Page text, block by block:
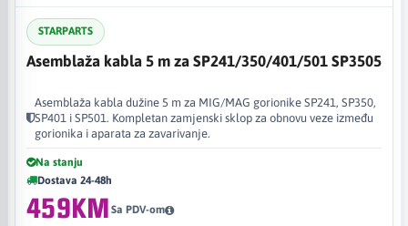
STARPARTS
Asemblaža kabla 5 m za SP241/350/401/501 SP3505
Asemblaža kabla dužine 5 m za MIG/MAG gorionike SP241, SP350,
SP401 i SP501. Kompletan zamjenski sklop za obnovu veze između
gorionika i aparata za zavarivanje.
Na stanju
Dostava 24-48h
459KM Sa PDV-om